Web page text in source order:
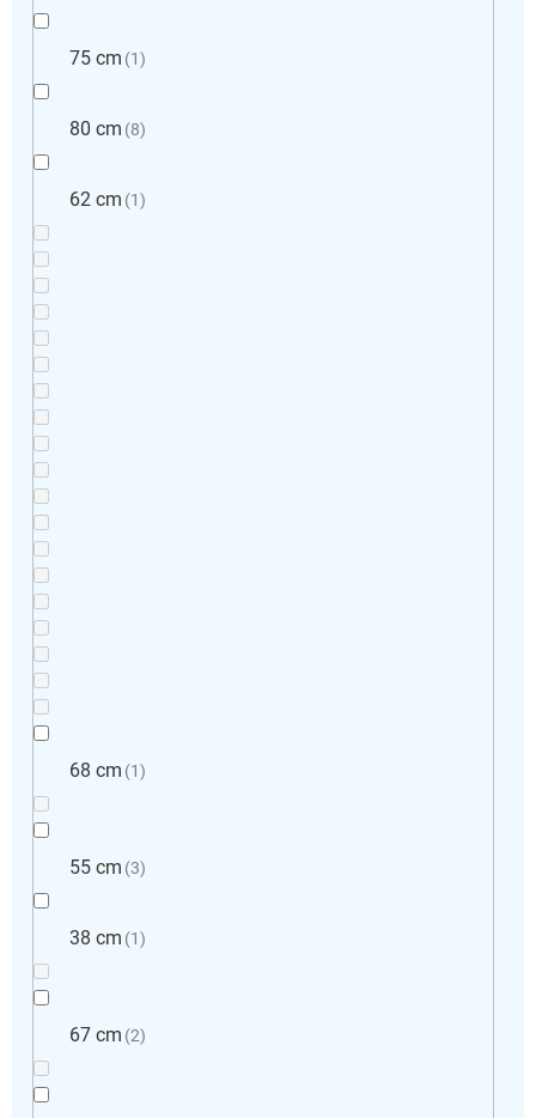
75 cm 1
80 cm 8
62 cm 1
68 cm 1
55 cm 3
38 cm 1
67 cm 2